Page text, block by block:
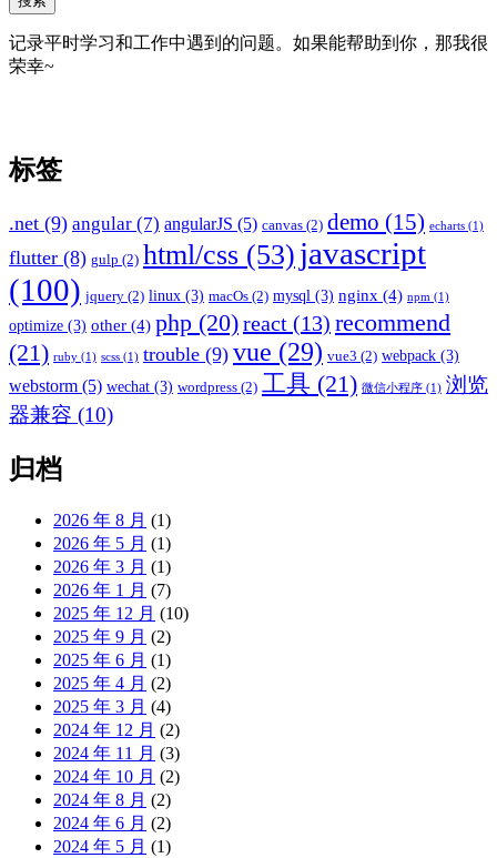
记录平时学习和工作中遇到的问题。如果能帮助到你，那我很
荣幸~
标签
.net (9) angular (7) angularJS (5) canvas (2) demo (15) echarts (1)
flutter (8) gulp (2) html/css (53) javascript
(100) jquery (2) linux (3) macOs (2) mysql (3) nginx (4) npm (1)
optimize (3) other (4) php (20)react (13) recommend
(21) ruby (1) scss (1) trouble (9) vue (29) vue3 (2) webpack (3)
webstorm (5) wechat (3) wordpress (2) 工具 (21) 微信小程序 (1) 浏览
器兼容 (10)
归档
2026 年 8 月 (1)
2026 年 5 月 (1)
2026 年 3 月 (1)
2026 年 1 月 (7)
2025 年 12 月 (10)
2025 年 9 月 (2)
2025 年 6 月 (1)
2025 年 4 月 (2)
2025 年 3 月 (4)
2024 年 12 月 (2)
2024 年 11 月 (3)
2024 年 10 月 (2)
2024 年 8 月 (2)
2024 年 6 月 (2)
2024 年 5 月 (1)